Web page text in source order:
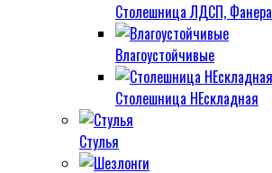
Столешница ЛДСП, Фанера
Влагоустойчивые
Столешница НЕскладная
Стулья